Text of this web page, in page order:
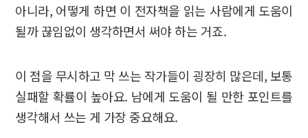
아니라, 어떻게 하면 이 전자책을 읽는 사람에게 도움이
될까 끊임없이 생각하면서 써야 하는 거죠.
이 점을 무시하고 막 쓰는 작가들이 굉장히 많은데, 보통
실패할 확률이 높아요. 남에게 도움이 될 만한 포인트를
생각해서 쓰는 게 가장 중요해요.